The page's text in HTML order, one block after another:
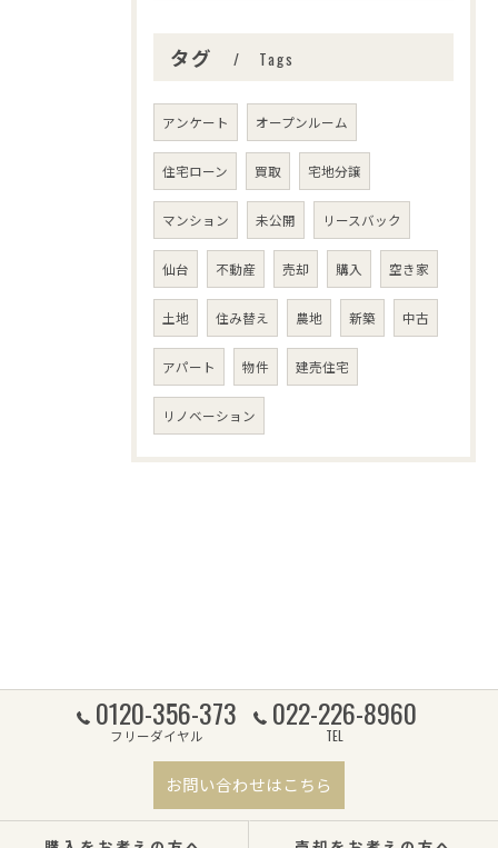
タグ Tags
アンケート オープンルーム
住宅ローン 買取 宅地分譲
マンション 未公開 リースバック
仙台 不動産 売却 購入 空き家
土地 住み替え 農地 新築 中古
アパート 物件 建売住宅
リノベーション
0120-356-373
フリーダイヤル
022-226-8960
TEL
お問い合わせはこちら